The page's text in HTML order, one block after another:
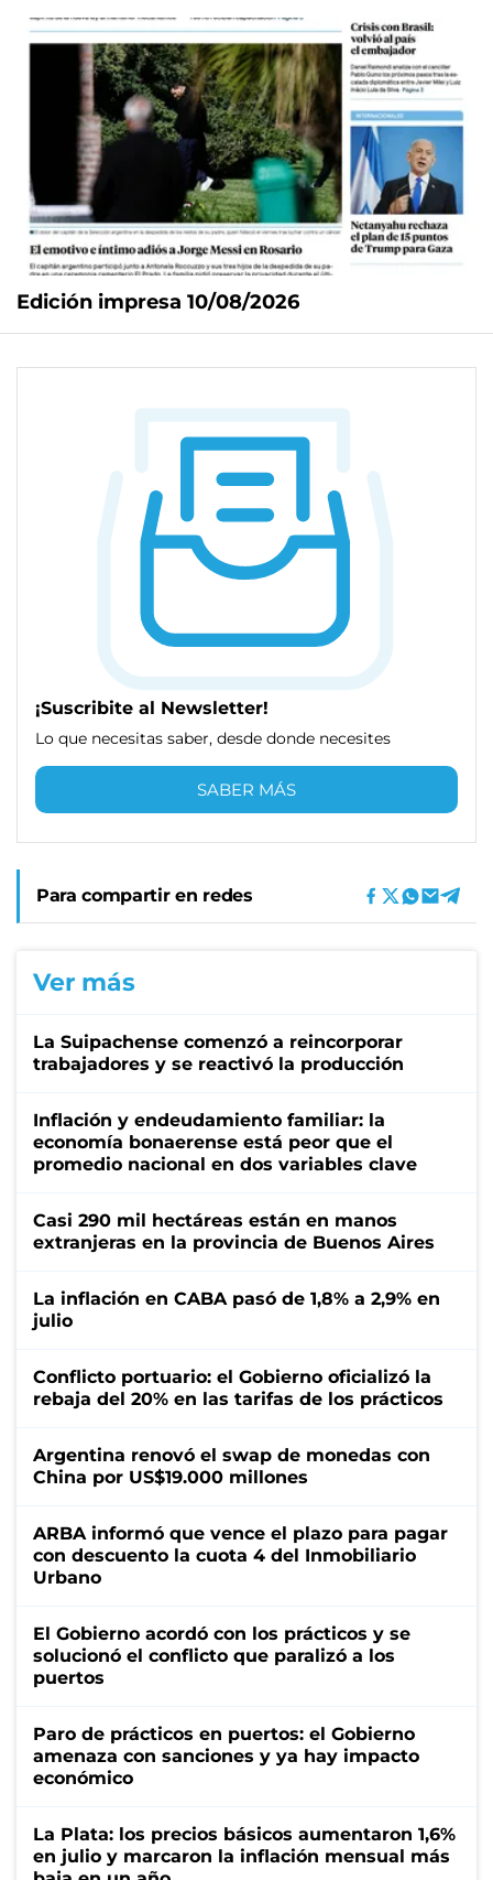
Edición impresa 10/08/2026
¡Suscribite al Newsletter!
Lo que necesitas saber, desde donde necesites
SABER MÁS
Para compartir en redes
Ver más
La Suipachense comenzó a reincorporar
trabajadores y se reactivó la producción
Inflación y endeudamiento familiar: la
economía bonaerense está peor que el
promedio nacional en dos variables clave
Casi 290 mil hectáreas están en manos
extranjeras en la provincia de Buenos Aires
La inflación en CABA pasó de 1,8% a 2,9% en
julio
Conflicto portuario: el Gobierno oficializó la
rebaja del 20% en las tarifas de los prácticos
Argentina renovó el swap de monedas con
China por US$19.000 millones
ARBA informó que vence el plazo para pagar
con descuento la cuota 4 del Inmobiliario
Urbano
El Gobierno acordó con los prácticos y se
solucionó el conflicto que paralizó a los
puertos
Paro de prácticos en puertos: el Gobierno
amenaza con sanciones y ya hay impacto
económico
La Plata: los precios básicos aumentaron 1,6%
en julio y marcaron la inflación mensual más